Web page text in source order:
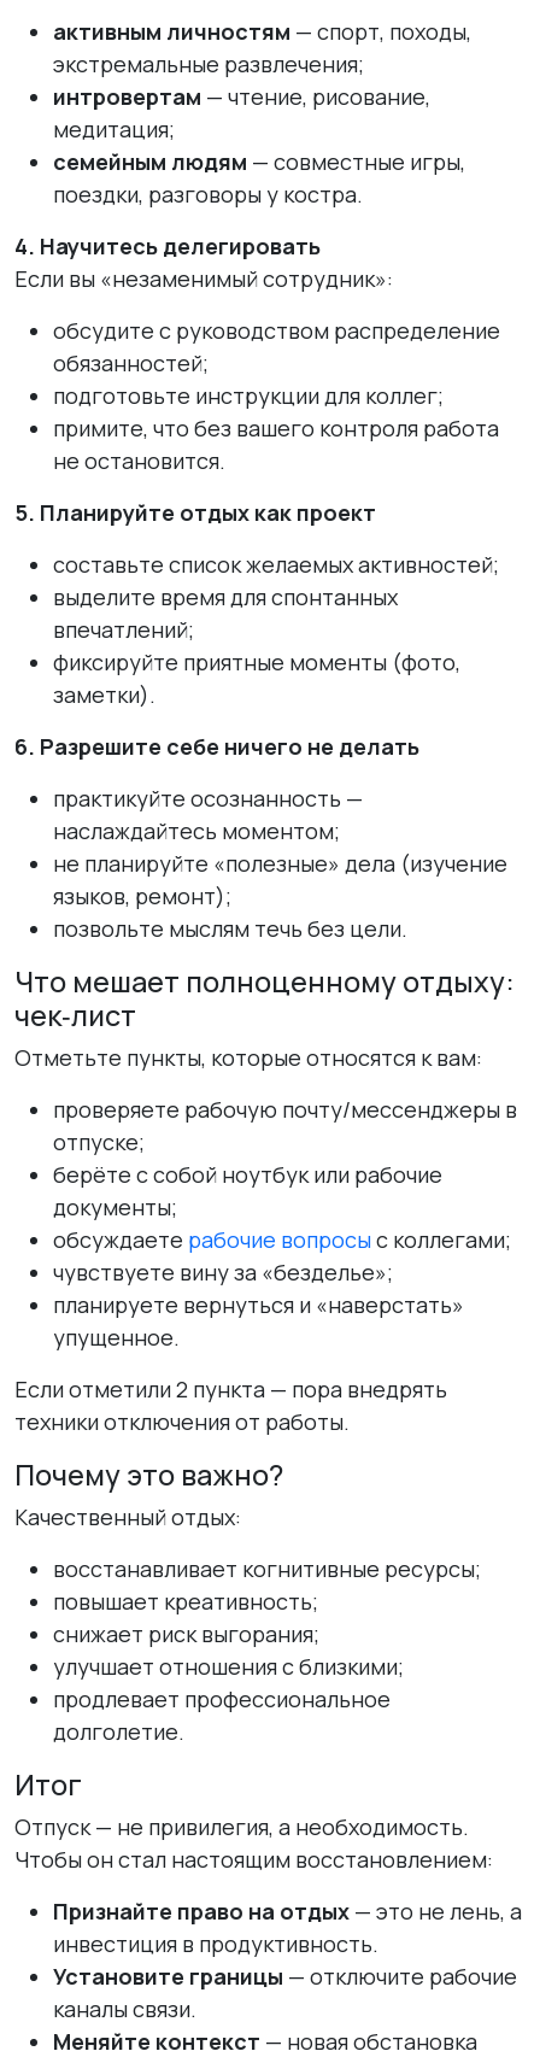
активным личностям — спорт, походы,
экстремальные развлечения;
интровертам — чтение, рисование,
медитация;
семейным людям — совместные игры,
поездки, разговоры у костра.
4. Научитесь делегировать
Если вы «незаменимый сотрудник»:
обсудите с руководством распределение
обязанностей;
подготовьте инструкции для коллег;
примите, что без вашего контроля работа
не остановится.
5. Планируйте отдых как проект
составьте список желаемых активностей;
выделите время для спонтанных
впечатлений;
фиксируйте приятные моменты (фото,
заметки).
6. Разрешите себе ничего не делать
практикуйте осознанность —
наслаждайтесь моментом;
не планируйте «полезные» дела (изучение
языков, ремонт);
позвольте мыслям течь без цели.
Что мешает полноценному отдыху:
чек‑лист
Отметьте пункты, которые относятся к вам:
проверяете рабочую почту/мессенджеры в
отпуске;
берёте с собой ноутбук или рабочие
документы;
обсуждаете рабочие вопросыс коллегами;
чувствуете вину за «безделье»;
планируете вернуться и «наверстать»
упущенное.
Если отметили 2 пункта — пора внедрять
техники отключения от работы.
Почему это важно?
Качественный отдых:
восстанавливает когнитивные ресурсы;
повышает креативность;
снижает риск выгорания;
улучшает отношения с близкими;
продлевает профессиональное
долголетие.
Итог
Отпуск — не привилегия, а необходимость.
Чтобы он стал настоящим восстановлением:
Признайте право на отдых — это не лень, а
инвестиция в продуктивность.
Установите границы — отключите рабочие
каналы связи.
Меняйте контекст — новая обстановка